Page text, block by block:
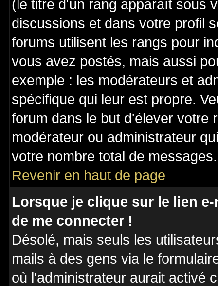
(le titre d'un rang apparaît sous
discussions et dans votre profil
forums utilisent les rangs pour
vous avez postés, mais aussi
exemple : les modérateurs et
spécifique qui leur est propre.
forum dans le but d'élever votre
modérateur ou administrateur
votre nombre total de messages.
Revenir en haut de page
Lorsque je clique sur le lien
de me connecter !
Désolé, mais seuls les
mails à des gens via le
où l'administrateur aurait activé